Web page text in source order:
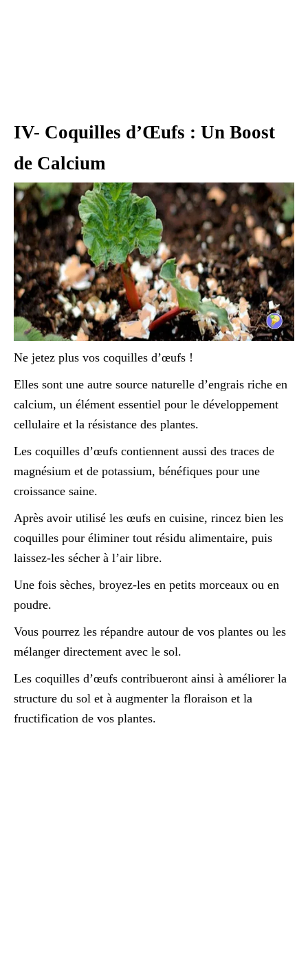
IV- Coquilles d’Œufs : Un Boost
de Calcium
Ne jetez plus vos coquilles d’œufs !
Elles sont une autre source naturelle d’engrais riche en
calcium, un élément essentiel pour le développement
cellulaire et la résistance des plantes.
Les coquilles d’œufs contiennent aussi des traces de
magnésium et de potassium, bénéfiques pour une
croissance saine.
Après avoir utilisé les œufs en cuisine, rincez bien les
coquilles pour éliminer tout résidu alimentaire, puis
laissez-les sécher à l’air libre.
Une fois sèches, broyez-les en petits morceaux ou en
poudre.
Vous pourrez les répandre autour de vos plantes ou les
mélanger directement avec le sol.
Les coquilles d’œufs contribueront ainsi à améliorer la
structure du sol et à augmenter la floraison et la
fructification de vos plantes.